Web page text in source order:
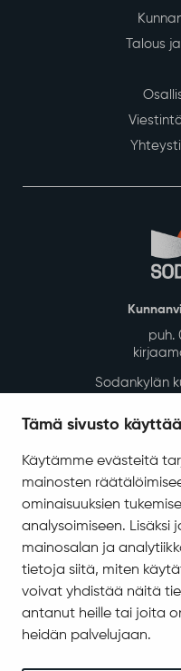
Tämä sivusto
Käytämme evästeitä
mainosten
ominaisuuksien
analysoimiseen. Lisäksi
mainosalan ja
tietoja siitä, miten
voivat yhdistää näitä
antanut heille tai joita
heidän palvelujaan.
Talous
puh.
Sodankylän